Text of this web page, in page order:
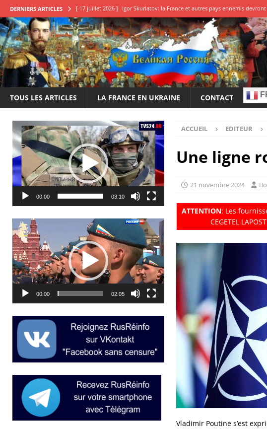
DERNIERS ARTICLES [ 17 juillet 2026 ] Igor Skurlatov: la France et autres pays ennemis
[ 11 juillet 2026 ] Qu’attendons-nous pour en finir? EDITEUR
[ 22 juin 2026 ] Le 14 juillet de la honte, une déclaration de guerre à la
[ 20 mai 2026 ] Élection des conseillers français en Russie – Franck Ferrari
[ 25 juillet 2026 ] Boris Karpov: Il est impératif de frapper à la source des
TOUS LES ARTICLES LA FRANCE EN UKRAINE CONTACT
ACCUEIL EDITEUR
Une ligne
21 novembre 2024
ATTENTION: Les
CEGETEL
Vladimir Poutine s’est
Lecteur
vidéo
00:00 03:10
Lecteur
vidéo
00:00 02:05